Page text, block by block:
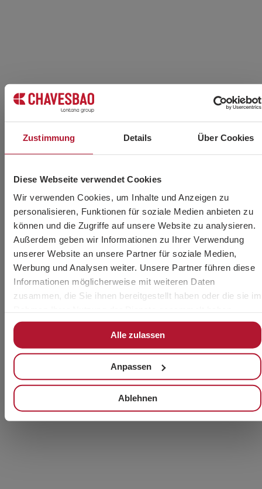
Zustimmung Details Über Cookies
Diese Webseite verwendet Cookies
Wir verwenden Cookies, um Inhalte und Anzeigen zu
personalisieren, Funktionen für soziale Medien anbieten zu
können und die Zugriffe auf unsere Website zu analysieren.
Außerdem geben wir Informationen zu Ihrer Verwendung
unserer Website an unsere Partner für soziale Medien,
Werbung und Analysen weiter. Unsere Partner führen diese
Informationen möglicherweise mit weiteren Daten
zusammen, die Sie ihnen bereitgestellt haben oder die sie im
Alle zulassen
Anpassen
Ablehnen
Arten von Schweißelektroden nach
Werkstoff und Anwendung